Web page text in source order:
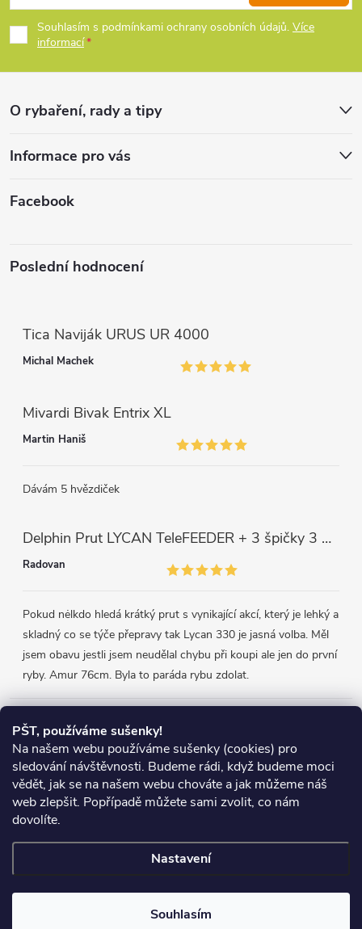
PŠT, používáme sušenky!
Na našem webu používáme sušenky (cookies) pro
sledování návštěvnosti. Budeme rádi, když budeme moci
vědět, jak se na našem webu chováte a jak můžeme náš
web zlepšit. Popřípadě můžete sami zvolit, co nám
dovolíte.
Nastavení
Souhlasím
í
p
r
v
y
v
p
s
u
p
a
Souhlasím s podmínkami ochrany osobních údajů. Více
informací
O rybaření, rady a tipy
Informace pro vás
Facebook
Poslední hodnocení
Tica Naviják URUS UR 4000
Michal Machek
Mivardi Bivak Entrix XL
Martin Haniš
Dávám 5 hvězdiček
Delphin Prut LYCAN TeleFEEDER + 3 špičky 3 m, 80 g
Radovan
Pokud nėlkdo hledá krátký prut s vynikající akcí, který je lehký a
skladný co se týče přepravy tak Lycan 330 je jasná volba. Měl
jsem obavu jestli jsem neudělal chybu při koupi ale jen do první
ryby. Amur 76cm. Byla to paráda rybu zdolat.
Přijímáme online platby
Heureka.cz Obchodní podmínky
Reklamace
Copyright 2026Chyť si rybu. Všechna práva vyhrazena.